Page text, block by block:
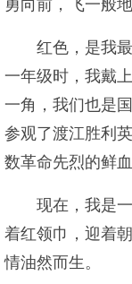
勇向前，飞一般
红色，是我
一年级时，我戴
一角，我们也是
参观了渡江胜利
数革命先烈的鲜血
现在，我是
着红领巾，迎着
情油然而生。